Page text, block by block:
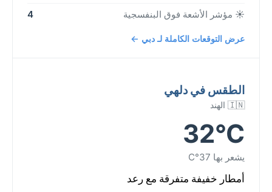
☀️ مؤشر الأشعة فوق البنفسجية 4
عرض التوقعات الكاملة لـ دبي ←
الطقس في دلهي
🇮🇳 الهند
32°C
يشعر بها 37°C
أمطار خفيفة متفرقة مع رعد